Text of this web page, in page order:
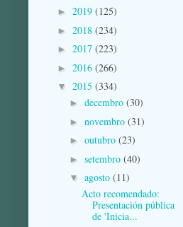
► 2019 (125)
► 2018 (234)
► 2017 (223)
► 2016 (266)
▼ 2015 (334)
► decembro (30)
► novembro (31)
► outubro (23)
► setembro (40)
▼ agosto (11)
Acto recomendado:
Presentación pública
de 'Inicia...